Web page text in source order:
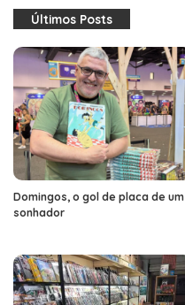
Últimos Posts
Domingos, o gol de placa de um
sonhador